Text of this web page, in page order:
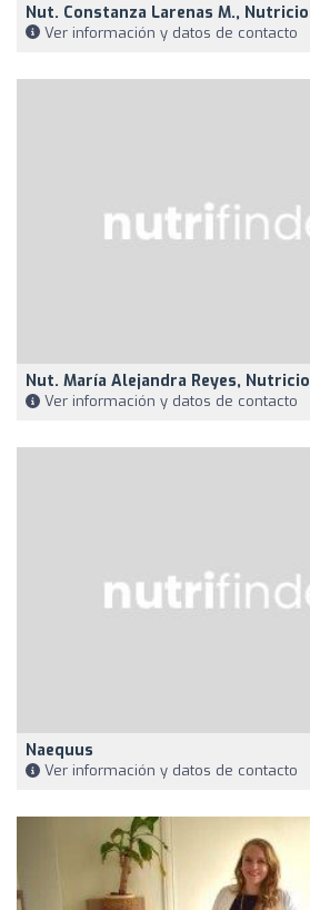
Nut. Constanza Larenas M.,
Ver información y datos de contacto
Nut. María Alejandra Reyes,
Ver información y datos de contacto
Naequus
Ver información y datos de contacto